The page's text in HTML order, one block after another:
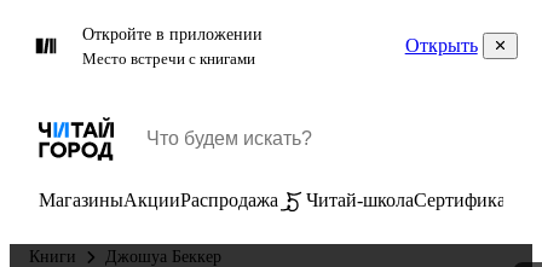
Откройте в приложении
Место встречи с книгами
Открыть
МагазиныАкцииРаспродажа Читай-школаСертификаты
Книги Джошуа Беккер